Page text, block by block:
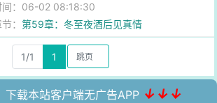
间：06-02 08:18:30
节：第59章：冬至夜酒后见真情
1/1 1
下载本站客户端无广告APP ↓↓↓